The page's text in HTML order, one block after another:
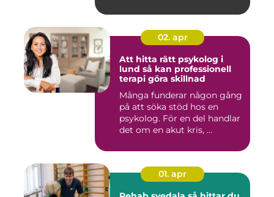
02. apr
Att hitta rätt psykolog i
lund så kan professionell
terapi göra skillnad
Många funderar någon gång
på att söka stöd hos en
psykolog. För en del handlar
det om en akut kris, ...
01. apr